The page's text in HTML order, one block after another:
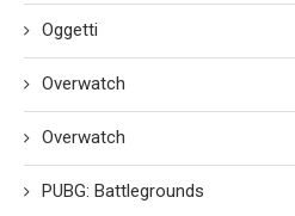
Oggetti
Overwatch
Overwatch
PUBG: Battlegrounds